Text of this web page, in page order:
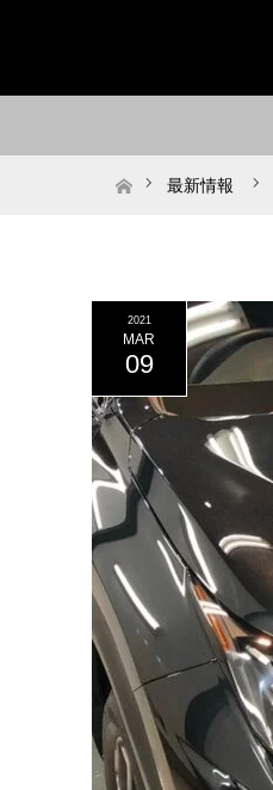
ホーム最新情報
2021
MAR
09